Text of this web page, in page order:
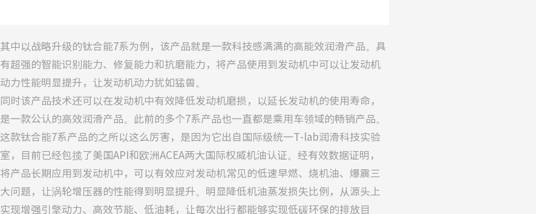
其中以战略升级的钛合能7系为例，该产品就是一款科技感满满的高能效润滑产品。具
有超强的智能识别能力、修复能力和抗磨能力，将产品使用到发动机中可以让发动机
动力性能明显提升，让发动机动力犹如猛兽。
同时该产品技术还可以在发动机中有效降低发动机磨损，以延长发动机的使用寿命，
是一款公认的高效润滑产品。此前的多个7系产品也一直都是乘用车领域的畅销产品。
这款钛合能7系产品的之所以这么厉害，是因为它出自国际级统一T-lab润滑科技实验
室，目前已经包揽了美国API和欧洲ACEA两大国际权威机油认证。经有效数据证明，
将产品长期应用到发动机中，可以有效应对发动机常见的低速早燃、烧机油、爆震三
大问题，让涡轮增压器的性能得到明显提升。明显降低机油蒸发损失比例，从源头上
实现增强引擎动力、高效节能、低油耗，让每次出行都能够实现低碳环保的排放目